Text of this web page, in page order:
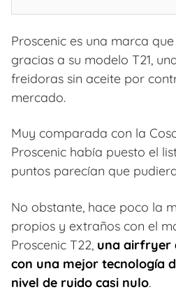
Proscenic es una marca
gracias a su modelo T21,
freidoras sin aceite por
mercado.
Muy comparada con la
Proscenic había puesto el
puntos parecían que
No obstante, hace poco la
propios y extraños con el
Proscenic T22, una airfryer
con una mejor tecnología
nivel de ruido casi nulo.